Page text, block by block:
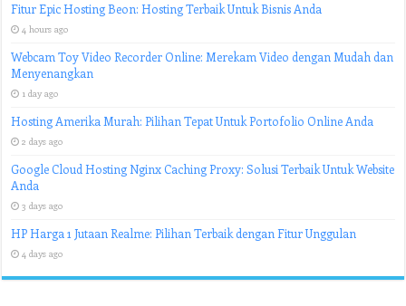
Fitur Epic Hosting Beon: Hosting Terbaik Untuk Bisnis Anda
4 hours ago
Webcam Toy Video Recorder Online: Merekam Video dengan Mudah dan
Menyenangkan
1 day ago
Hosting Amerika Murah: Pilihan Tepat Untuk Portofolio Online Anda
2 days ago
Google Cloud Hosting Nginx Caching Proxy: Solusi Terbaik Untuk Website
Anda
3 days ago
HP Harga 1 Jutaan Realme: Pilihan Terbaik dengan Fitur Unggulan
4 days ago